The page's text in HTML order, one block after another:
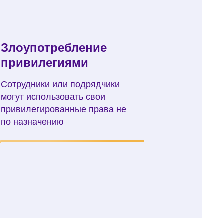
Злоупотребление
привилегиями
Сотрудники или подрядчики
могут использовать свои
привилегированные права не
по назначению